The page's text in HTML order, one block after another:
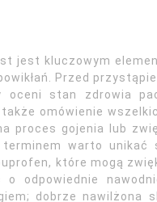
jest kluczowym
Przed
stan zdrowia
omówienie
proces gojenia lub
warto unikać
które mogą
odpowiednie
dobrze nawilżona